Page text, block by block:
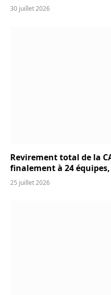
30 juillet 2026
Revirement total de la
finalement à 24 équipes,
25 juillet 2026